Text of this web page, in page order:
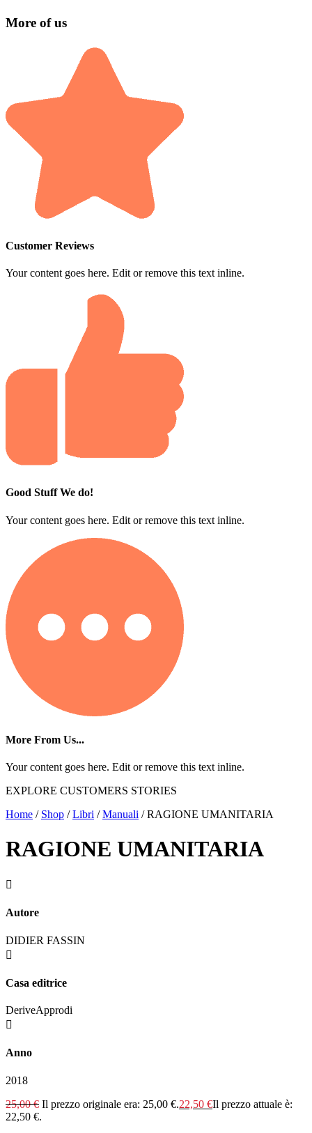
More of us
Customer Reviews
Your content goes here. Edit or remove this text inline.
Good Stuff We do!
Your content goes here. Edit or remove this text inline.
More From Us...
Your content goes here. Edit or remove this text inline.
EXPLORE CUSTOMERS STORIES
Home / Shop /Libri /Manuali / RAGIONE UMANITARIA
RAGIONE UMANITARIA

Autore
DIDIER FASSIN

Casa editrice
DeriveApprodi

Anno
2018
25,00€ Il prezzo originale era: 25,00 €.22,50 €Il prezzo attuale è:
22,50 €.